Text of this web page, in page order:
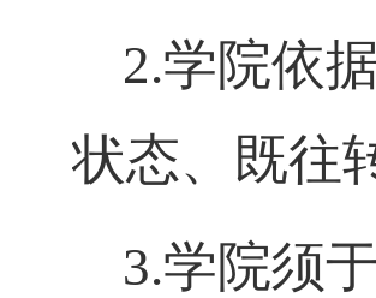
2.学院依
状态、既往
3.学院须